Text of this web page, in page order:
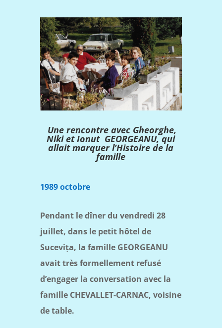
Une rencontre avec Gheorghe,
Niki et Ionut GEORGEANU, qui
allait marquer l’Histoire de la
famille
1989 octobre
Pendant le dîner du vendredi 28
juillet, dans le petit hôtel de
Sucevița, la famille GEORGEANU
avait très formellement refusé
d’engager la conversation avec la
famille CHEVALLET-CARNAC, voisine
de table.